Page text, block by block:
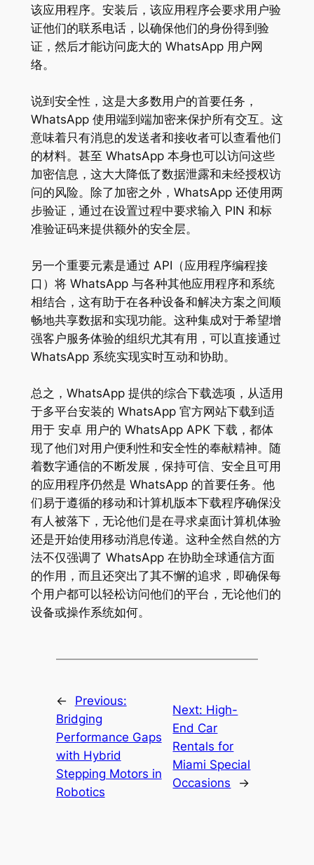
该应用程序。安装后，该应用程序会要求用户验
证他们的联系电话，以确保他们的身份得到验
证，然后才能访问庞大的 WhatsApp 用户网
络。
说到安全性，这是大多数用户的首要任务，
WhatsApp 使用端到端加密来保护所有交互。这
意味着只有消息的发送者和接收者可以查看他们
的材料。甚至 WhatsApp 本身也可以访问这些
加密信息，这大大降低了数据泄露和未经授权访
问的风险。除了加密之外，WhatsApp 还使用两
步验证，通过在设置过程中要求输入 PIN 和标
准验证码来提供额外的安全层。
另一个重要元素是通过 API（应用程序编程接
口）将 WhatsApp 与各种其他应用程序和系统
相结合，这有助于在各种设备和解决方案之间顺
畅地共享数据和实现功能。这种集成对于希望增
强客户服务体验的组织尤其有用，可以直接通过
WhatsApp 系统实现实时互动和协助。
总之，WhatsApp 提供的综合下载选项，从适用
于多平台安装的 WhatsApp 官方网站下载到适
用于 安卓 用户的 WhatsApp APK 下载，都体
现了他们对用户便利性和安全性的奉献精神。随
着数字通信的不断发展，保持可信、安全且可用
的应用程序仍然是 WhatsApp 的首要任务。他
们易于遵循的移动和计算机版本下载程序确保没
有人被落下，无论他们是在寻求桌面计算机体验
还是开始使用移动消息传递。这种全然自然的方
法不仅强调了 WhatsApp 在协助全球通信方面
的作用，而且还突出了其不懈的追求，即确保每
个用户都可以轻松访问他们的平台，无论他们的
设备或操作系统如何。
←
Previous:
Bridging
Performance Gaps
with Hybrid
Stepping Motors in
Robotics
Next: High-
End Car
Rentals for
Miami Special
Occasions
→